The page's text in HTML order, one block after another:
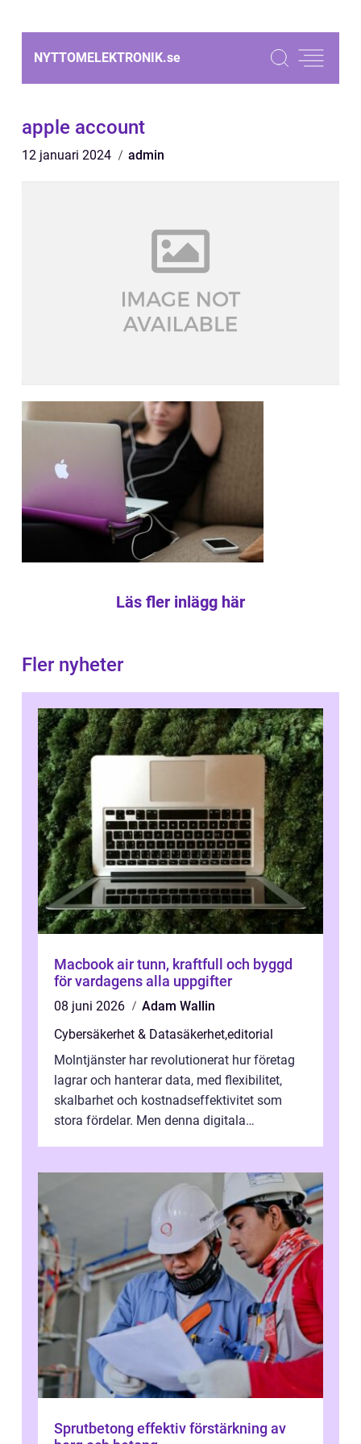
NYTTOMELEKTRONIK.se
apple account
12 januari 2024 admin
Läs fler inlägg här
Fler nyheter
Macbook air tunn, kraftfull och byggd
för vardagens alla uppgifter
08 juni 2026
Adam Wallin
Cybersäkerhet & Datasäkerhet,editorial
Molntjänster har revolutionerat hur företag
lagrar och hanterar data, med flexibilitet,
skalbarhet och kostnadseffektivitet som
stora fördelar. Men denna digitala
Sprutbetong effektiv förstärkning av